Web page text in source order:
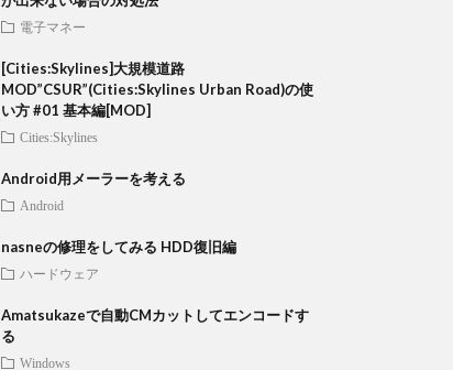
電子マネー
[Cities:Skylines]大規模道路
MOD”CSUR”(Cities:Skylines Urban Road)の使
い方 #01 基本編[MOD]
Cities:Skylines
Android用メーラーを考える
Android
nasneの修理をしてみる HDD復旧編
ハードウェア
Amatsukazeで自動CMカットしてエンコードす
る
Windows